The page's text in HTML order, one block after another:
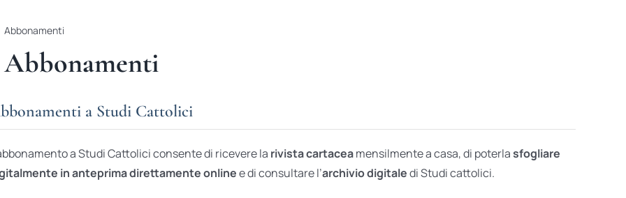
Abbonamenti
Abbonamenti
a Studi Cattolici
a Studi Cattolici consente di ricevere la rivista cartaceamensilmente a casa, di poterlasfogliare
in anteprima direttamente onlinee di consultare l’archivio digitaledi Studi cattolici.